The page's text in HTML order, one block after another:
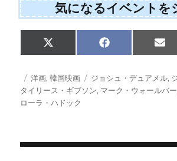
気になるイベントを
S
h
r
e
o
n
X
(
w
i
t
t
S
h
r
e
o
F
a
e
b
o
S
h
r
e
o
E
m
i
l
投
稿
日:
カ
テ
ゴ
洋画,韓国映画
タ
グ
ジョシュ・デュアメル,
タイリース・ギブソン, マーク・ウォールバ
ローラ・ハドック